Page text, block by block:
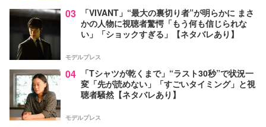
03
「VIVANT」“最大の裏切り者”が明らかに まさ
かの人物に視聴者驚愕「もう何も信じられな
い」「ショックすぎる」【ネタバレあり】
モデルプレス
04
「Tシャツが乾くまで」“ラスト30秒”で状況一
変「先が読めない」「すごいタイミング」と視
聴者騒然【ネタバレあり】
モデルプレス